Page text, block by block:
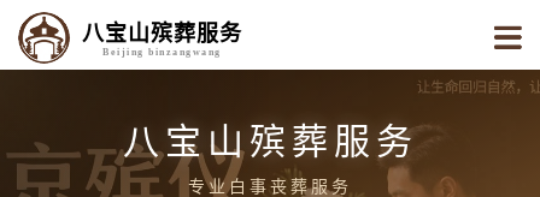
八宝山殡葬服务
Beijing binzangwang
八宝山殡葬服务
专业白事丧葬服务